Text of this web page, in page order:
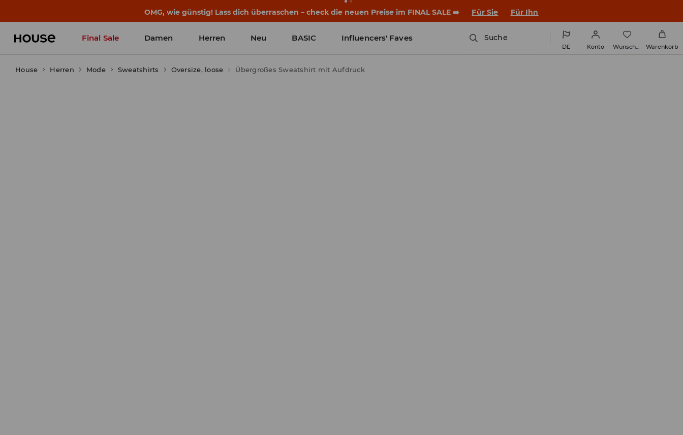
Die besten Geschichten beginnen noch vor dem ersten Klingeln. Starte mit einem neuen Outfit ins Schuljahr!
Final Sale Damen Herren Neu BASIC Influencers' Faves Suche
DE Konto Wunschliste Warenkorb
House Herren Mode Sweatshirts Oversize, loose Übergroßes Sweatshirt mit Aufdruck